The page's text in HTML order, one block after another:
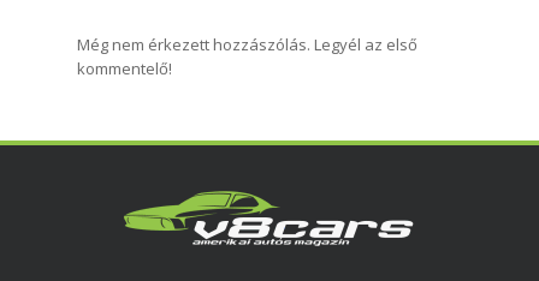
Még nem érkezett hozzászólás. Legyél az első
kommentelő!